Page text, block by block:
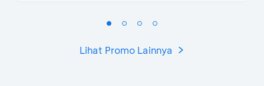
Lihat Promo Lainnya